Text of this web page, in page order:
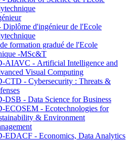
Diplôme d'ingénieur de l'Ecole
formation gradué de l'Ecole
-MSc&T
AIAVC - Artificial Intelligence and
Visual Computing
CTD - Cybersecurity : Threats &
DSB - Data Science for Business
ECOSEM - Ecotechnologies for
& Environment
EDACF - Economics, Data Analytics